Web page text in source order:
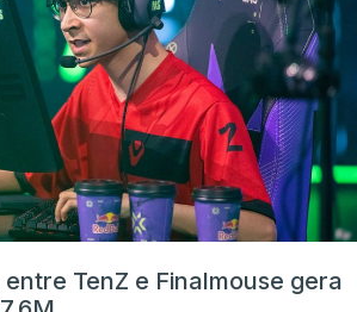
TenZ e Finalmouse gera